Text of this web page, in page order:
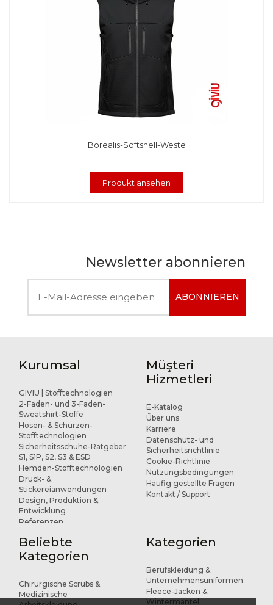
Borealis-Softshell-Weste
Produkt ansehen
Newsletter abonnieren
ABONNIEREN
Kurumsal
GIVIU | Stofftechnologien
2-Faden- und 3-Faden-
Sweatshirt-Stoffe
Hosen- & Schürzen-
Stofftechnologien
Sicherheitsschuhe-Ratgeber
S1, S1P, S2, S3 & ESD
Hemden-Stofftechnologien
Druck- &
Stickereianwendungen
Design, Produktion &
Entwicklung
Referenzen
Müşteri
Hizmetleri
E-Katalog
Über uns
Karriere
Datenschutz- und
Sicherheitsrichtlinie
Cookie-Richtlinie
Nutzungsbedingungen
Häufig gestellte Fragen
Kontakt / Support
Beliebte
Kategorien
Chirurgische Scrubs &
Medizinische
Kategorien
Berufskleidung &
Unternehmensuniformen
Fleece-Jacken &
Wintermäntel